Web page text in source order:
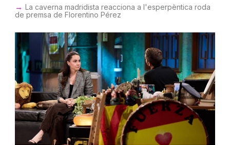
La caverna madridista reacciona a l'esperpèntica roda
de premsa de Florentino Pérez